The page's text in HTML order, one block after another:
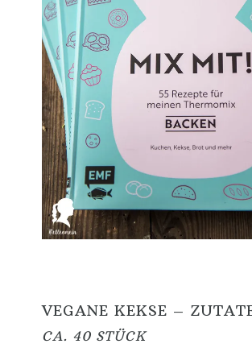
VEGANE KEKSE –
CA. 40 STÜCK